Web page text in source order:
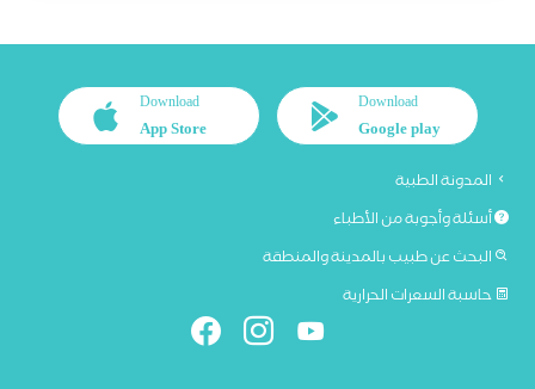
Download
Google play
Download
App Store
المدونة الطبية
أسئلة وأجوبة من الأطباء
البحث عن طبيب بالمدينة والمنطقة
حاسبة السعرات الحرارية